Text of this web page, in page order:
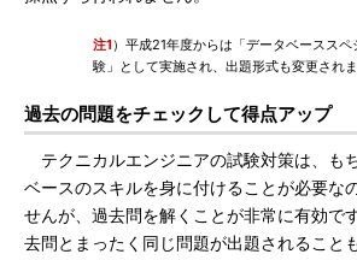
注1）平成21年度からは「データベーススペ
験」として実施され、出題形式も変更されま
過去の問題をチェックして得点アップ
テクニカルエンジニアの試験対策は、も
ベースのスキルを身に付けることが必要な
せんが、過去問を解くことが非常に有効で
去問とまったく同じ問題が出題されること